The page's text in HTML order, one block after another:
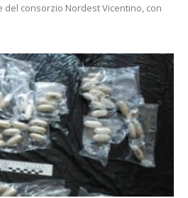
consorzio Nordest Vicentino, con